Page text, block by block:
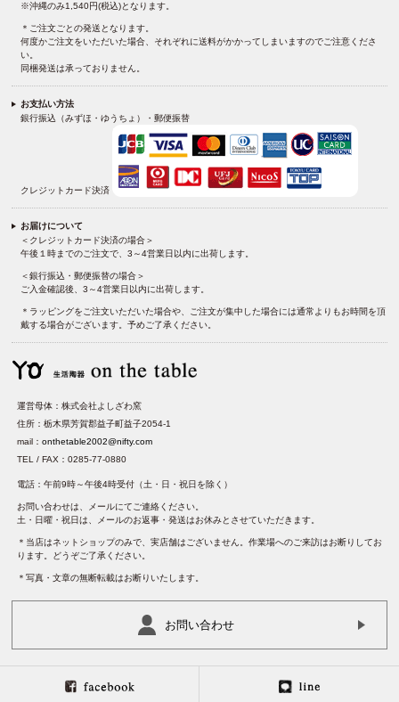
※沖縄のみ1,540円(税込)となります。
＊ご注文ごとの発送となります。
何度かご注文をいただいた場合、それぞれに送料がかかってしまいますのでご注意くださ
い。
同梱発送は承っておりません。
お支払い方法
銀行振込（みずほ・ゆうちょ）・郵便振替
クレジットカード決済
お届けについて
＜クレジットカード決済の場合＞
午後１時までのご注文で、3～4営業日以内に出荷します。
＜銀行振込・郵便振替の場合＞
ご入金確認後、3～4営業日以内に出荷します。
＊ラッピングをご注文いただいた場合や、ご注文が集中した場合には通常よりもお時間を頂
戴する場合がございます。予めご了承ください。
運営母体：株式会社よしざわ窯
住所：栃木県芳賀郡益子町益子2054-1
mail：onthetable2002@nifty.com
TEL / FAX：0285-77-0880
電話：午前9時～午後4時受付（土・日・祝日を除く）
お問い合わせは、メールにてご連絡ください。
土・日曜・祝日は、メールのお返事・発送はお休みとさせていただきます。
＊当店はネットショップのみで、実店舗はございません。作業場へのご来訪はお断りしてお
ります。どうぞご了承ください。
＊写真・文章の無断転載はお断りいたします。
お問い合わせ